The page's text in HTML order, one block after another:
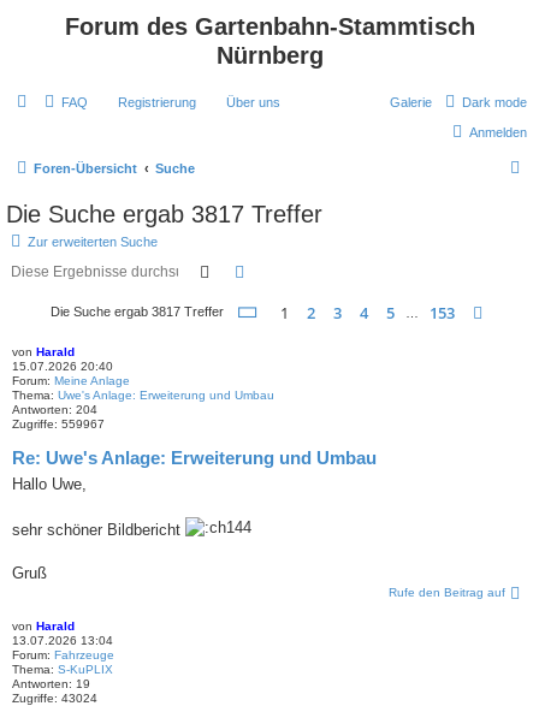
Forum des Gartenbahn-Stammtisch
Nürnberg
Dark mode
Galerie
FAQ Registrierung Über uns
Anmelden
Foren-Übersicht Suche
Die Suche ergab 3817 Treffer
Zur erweiterten Suche
Suche
Die Suche ergab 3817 Treffer Seite 1von 153
1 2 3 4 5 153
von Harald
15.07.2026 20:40
Forum: Meine Anlage
Thema: Uwe's Anlage: Erweiterung und Umbau
Antworten: 204
Zugriffe: 559967
Re: Uwe's Anlage: Erweiterung und Umbau
Hallo Uwe,
sehr schöner Bildbericht
Gruß
Rufe den Beitrag auf
von Harald
13.07.2026 13:04
Forum: Fahrzeuge
Thema: S-KuPLIX
Antworten: 19
Zugriffe: 43024